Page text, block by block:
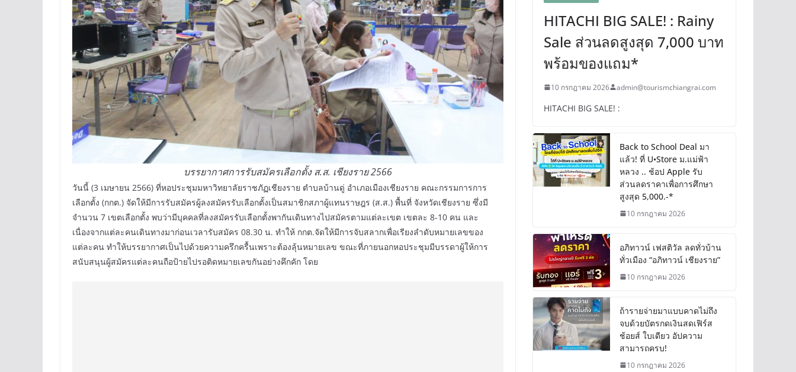
บรรยากาศการรับสมัครเลือกตั้ง ส.ส. เชียงราย 2566
วันนี้ (3 เมษายน 2566) ที่หอประชุมมหาวิทยาลัยราชภัฏเชียงราย ตำบลบ้านดู่ อำเภอเมืองเชียงราย คณะกรรมการการ
เลือกตั้ง (กกต.) จัดให้มีการรับสมัครผู้ลงสมัครรับเลือกตั้งเป็นสมาชิกสภาผู้แทนราษฎร (ส.ส.) พื้นที่ จังหวัดเชียงราย ซึ่งมี
จำนวน 7 เขตเลือกตั้ง พบว่ามีบุคคลที่ลงสมัครรับเลือกตั้งพากันเดินทางไปสมัครตามแต่ละเขต เขตละ 8-10 คน และ
เนื่องจากแต่ละคนเดินทางมาก่อนเวลารับสมัคร 08.30 น. ทำให้ กกต.จัดให้มีการจับสลากเพื่อเรียงลำดับหมายเลขของ
แต่ละคน ทำให้บรรยากาศเป็นไปด้วยความครึกครื้นเพราะต้องลุ้นหมายเลข ขณะที่ภายนอกหอประชุมมีบรรดาผู้ให้การ
สนับสนุนผู้สมัครแต่ละคนถือป้ายไปรอติดหมายเลขกันอย่างคึกคัก โดย
HITACHI BIG SALE! : Rainy
Sale ส่วนลดสูงสุด 7,000 บาท
พร้อมของแถม*
10 กรกฎาคม 2026 admin@tourismchiangrai.com
HITACHI BIG SALE! :
Back to School Deal มา
แล้ว! ที่ U•Store ม.แม่ฟ้า
หลวง .. ช้อป Apple รับ
ส่วนลดราคาเพื่อการศึกษา
สูงสุด 5,000.-*
10 กรกฎาคม 2026
อภิทาวน์ เฟสติวัล ลดทั่วบ้าน
ทั่วเมือง “อภิทาวน์ เชียงราย”
10 กรกฎาคม 2026
ถ้ารายจ่ายมาแบบคาดไม่ถึง
จบด้วยบัตรกดเงินสดเฟิร์ส
ช้อยส์ ใบเดียว อัปความ
สามารถครบ!
10 กรกฎาคม 2026